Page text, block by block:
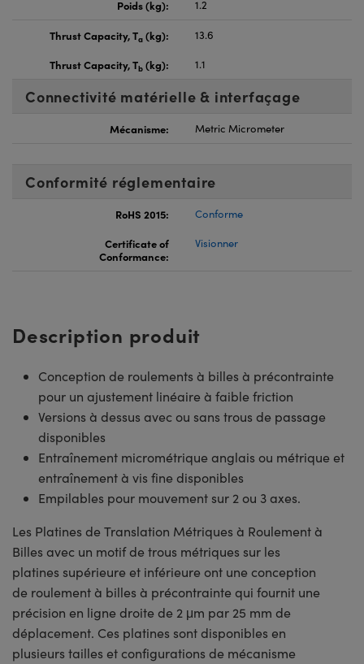
Poids (kg): 1.2
Thrust Capacity, Ta (kg):
13.6
Thrust Capacity, Tb (kg): 1.1
Connectivité matérielle & interfaçage
Mécanisme: Metric Micrometer
Conformité réglementaire
RoHS 2015:
Conforme
Certificate of
Conformance:
Visionner
Description produit
Conception de roulements à billes à précontrainte
pour un ajustement linéaire à faible friction
Versions à dessus avec ou sans trous de passage
disponibles
Entraînement micrométrique anglais ou métrique et
entraînement à vis fine disponibles
Empilables pour mouvement sur 2 ou 3 axes.
Les Platines de Translation Métriques à Roulement à
Billes avec un motif de trous métriques sur les
platines supérieure et inférieure ont une conception
de roulement à billes à précontrainte qui fournit une
précision en ligne droite de 2 μm par 25 mm de
déplacement. Ces platines sont disponibles en
plusieurs tailles et configurations de mécanisme